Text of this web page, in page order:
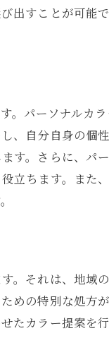
ルの見つけ方
が選ぶ至高のヘ
ー選択
最新カラー
効果
ラーを
の魔法を体感し
験のすすめ
ラースタイル
合で魅力アップ
ティー体験
出すことが可能
パーソナルカ
、自分自身の個
。さらに、パ
立ちます。また
それは、地域
の特別な処方
たカラー提案を